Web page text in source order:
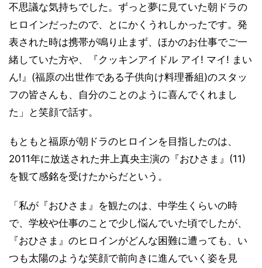
不思議な気持ちでした。ずっと夢に見ていた朝ドラの
ヒロインだったので、とにかくうれしかったです。発
表された時は携帯が鳴り止まず、ほかのお仕事でご一
緒していた方や、『クッキンアイドル アイ! マイ! まい
ん!』(福原の出世作である子供向け料理番組)のスタッ
フの皆さんも、自分のことのように喜んでくれまし
た」と笑顔で話す。
もともと福原が朝ドラのヒロインを目指したのは、
2011年に放送された井上真央主演の『おひさま』(11)
を観て感銘を受けたからだという。
「私が『おひさま』を観たのは、中学生くらいの時
で、学校や仕事のことで少し悩んでいた頃でしたが、
『おひさま』のヒロインがどんな困難に遭っても、い
つも太陽のような笑顔で前向きに進んでいく姿を見